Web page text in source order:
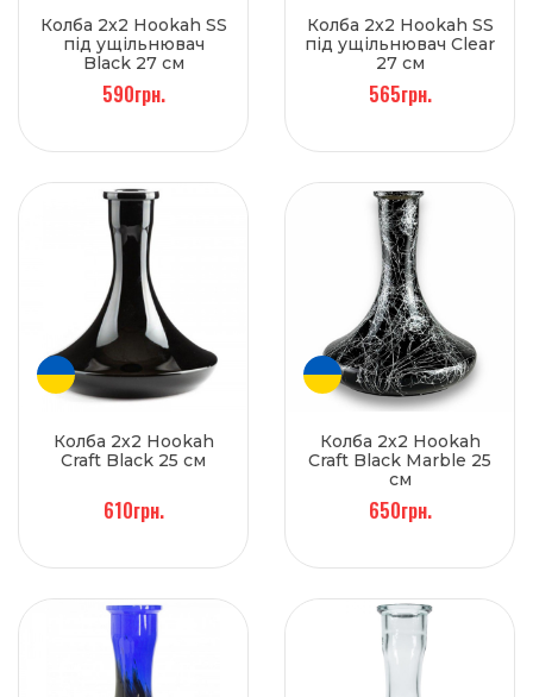
Колба 2x2 Hookah SS
під ущільнювач
Black 27 см
590грн.
Колба 2x2 Hookah SS
під ущільнювач Clear
27 см
565грн.
Колба 2х2 Hookah
Craft Black 25 см
610грн.
Колба 2х2 Hookah
Craft Black Marble 25
см
650грн.